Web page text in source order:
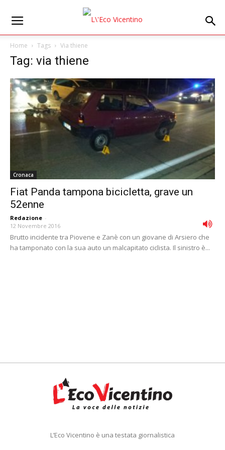
Home Tags Via thiene
Tag: via thiene
Cronaca
Fiat Panda tampona bicicletta, grave un
52enne
Redazione -
12 Novembre 2016
Brutto incidente tra Piovene e Zanè con un giovane di Arsiero che
ha tamponato con la sua auto un malcapitato ciclista. Il sinistro è...
L’Eco Vicentino è una testata giornalistica